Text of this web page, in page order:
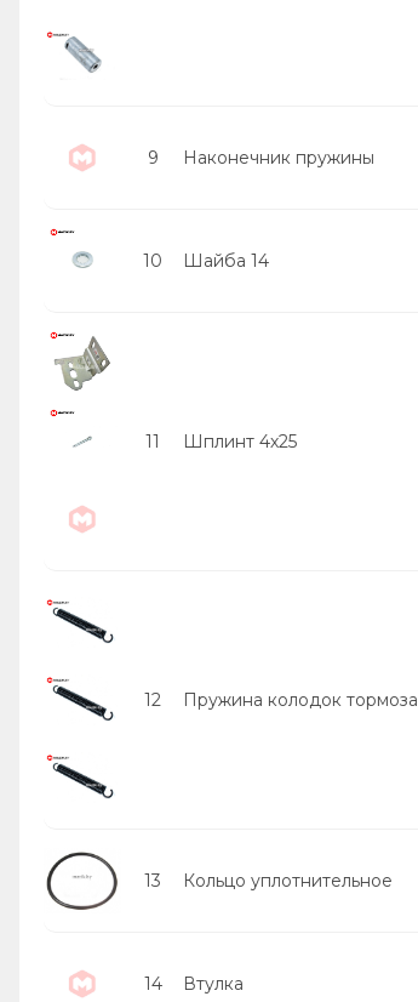
9 Наконечник пружины
10 Шайба 14
11 Шплинт 4х25
12 Пружина колодок тормоза
13 Кольцо уплотнительное
14 Втулка